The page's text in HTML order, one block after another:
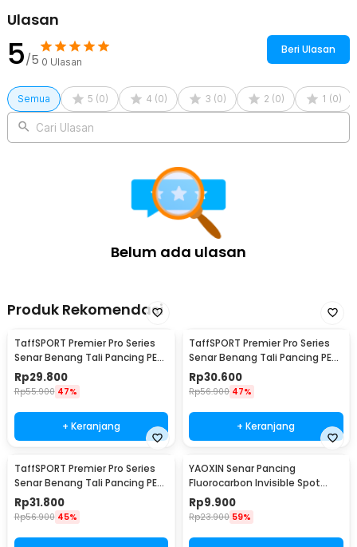
Ulasan
5/5 0 Ulasan
Beri Ulasan
Semua 5 (0) 4 (0) 3 (0) 2 (0) 1 (0)
Cari Ulasan
Belum ada ulasan
Produk Rekomendasi
TaffSPORT Premier Pro Series
Senar Benang Tali Pancing PE
Braided 300M 0.33mm
Rp29.800
Rp55.900 47%
+ Keranjang
TaffSPORT Premier Pro Series
Senar Benang Tali Pancing PE
Braided 300M 0.23mm
Rp30.600
Rp56.900 47%
+ Keranjang
TaffSPORT Premier Pro Series
Senar Benang Tali Pancing PE
Braided 300M 0.14mm
Rp31.800
Rp56.900 45%
YAOXIN Senar Pancing
Fluorocarbon Invisible Spot
Fishing Line 100M 4.0 - OY0068
Rp9.900
Rp23.900 59%